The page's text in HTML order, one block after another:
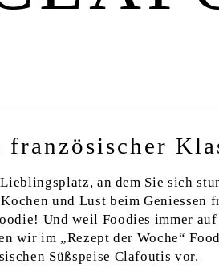
an dem Sie sich
und Lust beim Geniessen
Und weil Foodies immer auf
wir im „Rezept der Woche“
Süßspeise Clafoutis vor.